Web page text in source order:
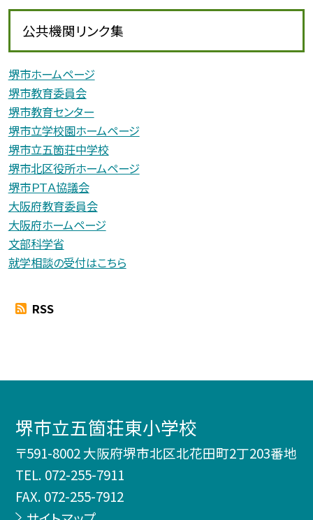
公共機関リンク集
堺市ホームページ
堺市教育委員会
堺市教育センター
堺市立学校園ホームページ
堺市立五箇荘中学校
堺市北区役所ホームページ
堺市ＰＴＡ協議会
大阪府教育委員会
大阪府ホームページ
文部科学省
就学相談の受付はこちら
RSS
堺市立五箇荘東小学校
〒591-8002 大阪府堺市北区北花田町2丁203番地
TEL. 072-255-7911
FAX. 072-255-7912